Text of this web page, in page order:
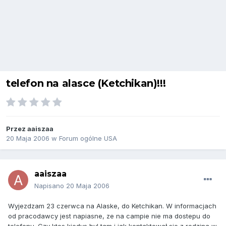
telefon na alasce (Ketchikan)!!!
Przez aaiszaa
20 Maja 2006 w Forum ogólne USA
aaiszaa
Napisano 20 Maja 2006
Wyjezdzam 23 czerwca na Alaske, do Ketchikan. W informacjach
od pracodawcy jest napiasne, ze na campie nie ma dostepu do